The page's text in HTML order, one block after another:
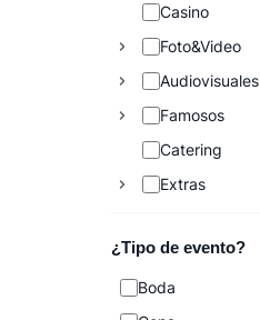
Casino
Foto&Video
Audiovisuales
Famosos
Catering
Extras
¿Tipo de evento?
Boda